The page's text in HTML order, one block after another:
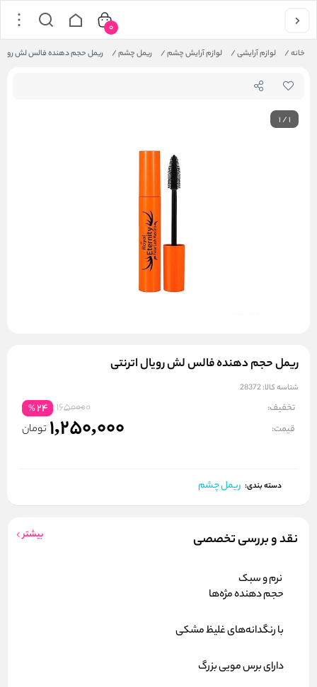
خانه/ لوازم آرایشی/ لوازم آرایش چشم/ ریمل چشم/ ریمل حجم دهنده فالس لش
0
1/1
ریمل حجم دهنده فالس لش رویال اترنتی
شناسه کالا:28372
تخفیف: 1650000
24
%
قیمت: 1,250,000 تومان
دسته بندی: ریمل چشم
نقد و بررسی تخصصی بیشتر
نرم و سبک
حجم دهنده مژه‌ها
با رنگدانه‌های غلیظ مشکی
دارای برس مویی بزرگ